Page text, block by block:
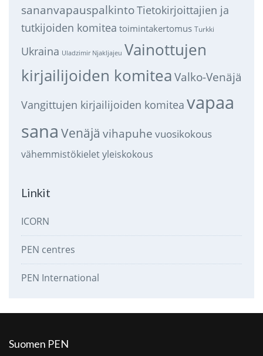
sananvapauspalkintoTietokirjoittajien ja
tutkijoiden komitea toimintakertomus Turkki
Ukraina Uladzimir Njakljajeu Vainottujen
kirjailijoiden komitea Valko-Venäjä
Vangittujen kirjailijoiden komitea vapaa
sana Venäjä vihapuhe vuosikokous
vähemmistökieletyleiskokous
Linkit
ICORN
PEN centres
PEN International
Suomen PEN